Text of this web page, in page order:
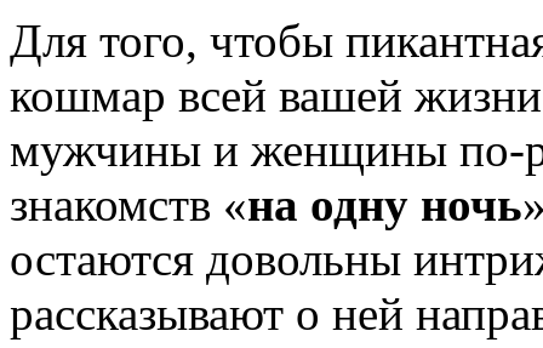
Для того, чтобы
кошмар всей вашей
мужчины и женщины по-
знакомств «на одну ночь
остаются довольны
рассказывают о ней